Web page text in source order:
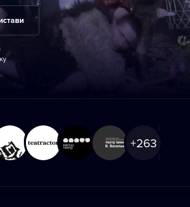
+263